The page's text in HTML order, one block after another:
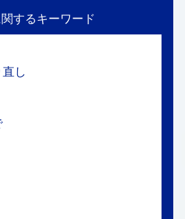
するキーワード
し